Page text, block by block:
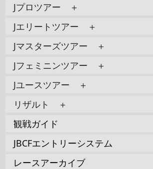
Jプロツアー ＋
Jエリートツアー ＋
Jマスターズツアー ＋
Jフェミニンツアー ＋
Jユースツアー ＋
リザルト ＋
観戦ガイド
JBCFエントリーシステム
レースアーカイブ